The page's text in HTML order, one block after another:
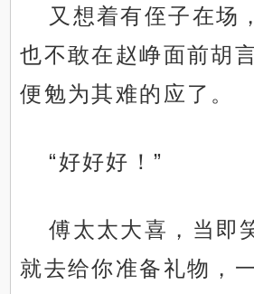
又想着有侄子在场
也不敢在赵峥面前胡
便勉为其难的应了。
“好好好！”
傅太太大喜，当即
就去给你准备礼物，